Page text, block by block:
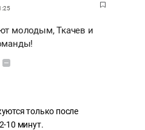
молодым, Ткачев и
только после
10 минут.